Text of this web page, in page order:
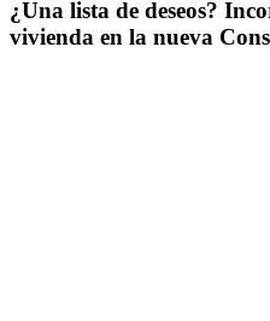
¿Una lista de deseos?
vivienda en la nueva